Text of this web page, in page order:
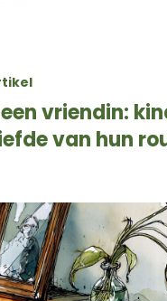
vriendin:
van hun